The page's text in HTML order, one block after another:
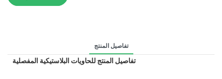
تفاصيل المنتج
تفاصيل المنتج للحاويات البلاستيكية المفصلية